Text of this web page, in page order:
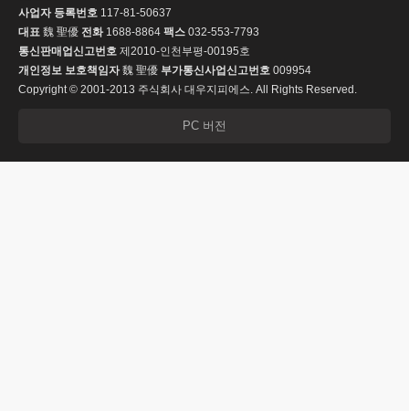
사업자 등록번호 117-81-50637
대표 魏 聖優 전화1688-8864 팩스 032-553-7793
통신판매업신고번호 제2010-인천부평-00195호
개인정보 보호책임자魏 聖優 부가통신사업신고번호 009954
Copyright © 2001-2013 주식회사 대우지피에스. All Rights Reserved.
PC 버전